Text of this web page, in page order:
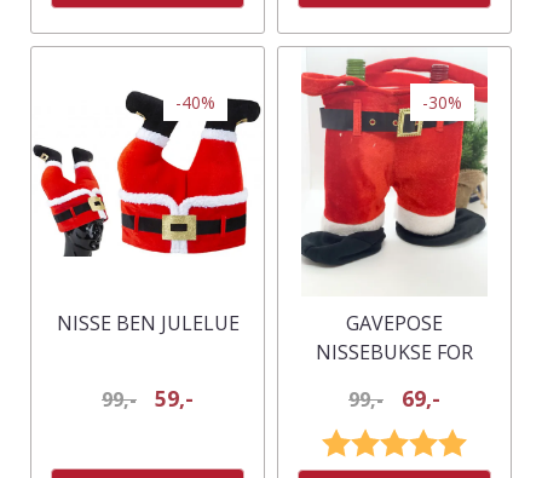
-40%
NISSE BEN JULELUE
99,- 59,-
-30%
GAVEPOSE
NISSEBUKSE FOR
99,- 69,-
Karakter: